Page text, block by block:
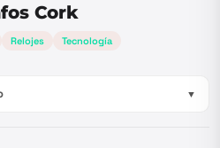
Cork
Relojes Tecnología
▼